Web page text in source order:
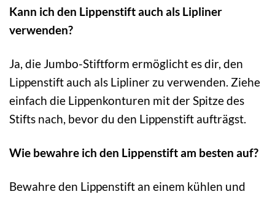
Kann ich den Lippenstift auch als Lipliner
verwenden?
Ja, die Jumbo-Stiftform ermöglicht es dir, den
Lippenstift auch als Lipliner zu verwenden. Ziehe
einfach die Lippenkonturen mit der Spitze des
Stifts nach, bevor du den Lippenstift aufträgst.
Wie bewahre ich den Lippenstift am besten auf?
Bewahre den Lippenstift an einem kühlen und